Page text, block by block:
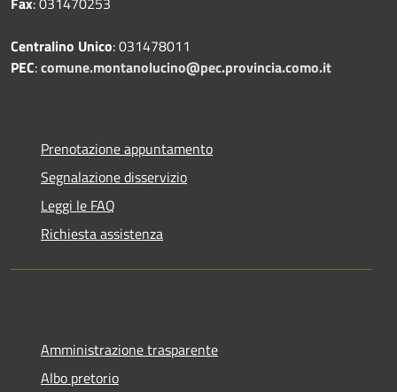
Centralino Unico: 031478011
PEC:comune.montanolucino@pec.provincia.como.it
Prenotazione appuntamento
Segnalazione disservizio
Leggi le FAQ
Richiesta assistenza
Amministrazione trasparente
Albo pretorio